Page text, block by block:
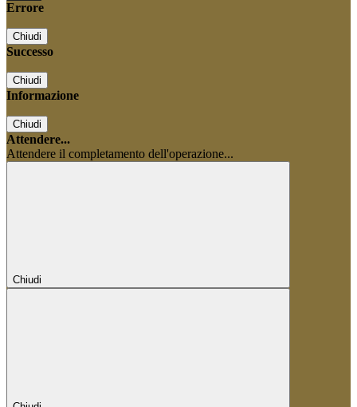
Errore
Chiudi
Successo
Chiudi
Informazione
Chiudi
Attendere...
Attendere il completamento dell'operazione...
Chiudi